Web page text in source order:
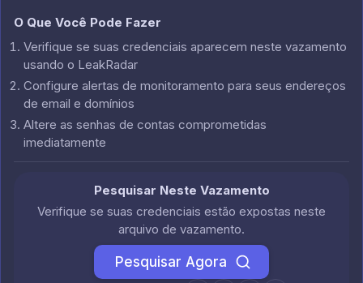
O Que Você Pode Fazer
Verifique se suas credenciais aparecem neste vazamento
usando o LeakRadar
Configure alertas de monitoramento para seus endereços
de email e domínios
Altere as senhas de contas comprometidas
imediatamente
Pesquisar Neste Vazamento
Verifique se suas credenciais estão expostas neste
arquivo de vazamento.
Pesquisar Agora